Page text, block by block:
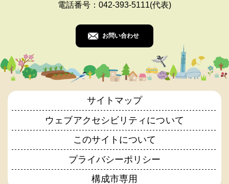
電話番号：042-393-5111(代表)
お問い合わせ
サイトマップ
ウェブアクセシビリティについて
このサイトについて
プライバシーポリシー
構成市専用